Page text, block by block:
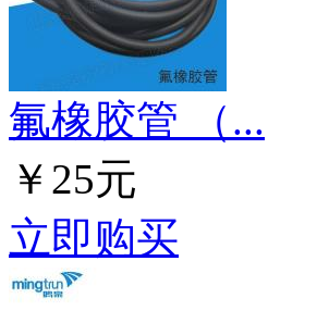
氟橡胶管 （...
￥25元
立即购买